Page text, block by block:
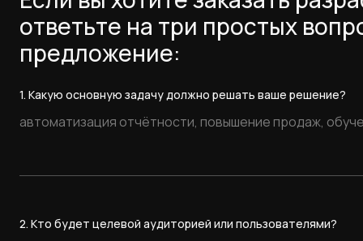
- Админ-панель — управление пользователями, тарифами
ответьте на три простых
предложение:
1. Какую основную задачу должно решать ваше решение?
2. Кто будет целевой аудиторией или пользователями?